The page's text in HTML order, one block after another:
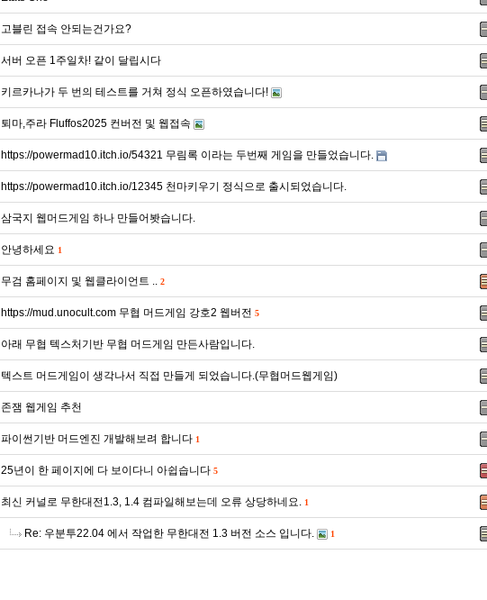
고블린 접속 안되는건가요?
서버 오픈 1주일차! 같이 달립시다
키르카나가 두 번의 테스트를 거쳐 정식 오픈하였습니다!
퇴마,주라 Fluffos2025 컨버전 및 웹접속
https://powermad10.itch.io/54321 무림록 이라는 두번째 게임을 만들었습니다.
https://powermad10.itch.io/12345 천마키우기 정식으로 출시되었습니다.
삼국지 웹머드게임 하나 만들어봣습니다.
안녕하세요 1
무검 홈페이지 및 웹클라이언트 .. 2
https://mud.unocult.com 무협 머드게임 강호2 웹버전 5
아래 무협 텍스처기반 무협 머드게임 만든사람입니다.
텍스트 머드게임이 생각나서 직접 만들게 되었습니다.(무협머드웹게임)
존잼 웹게임 추천
파이썬기반 머드엔진 개발해보려 합니다 1
25년이 한 페이지에 다 보이다니 아쉽습니다 5
최신 커널로 무한대전1.3, 1.4 컴파일해보는데 오류 상당하네요. 1
Re: 우분투22.04 에서 작업한 무한대전 1.3 버전 소스 입니다. 1